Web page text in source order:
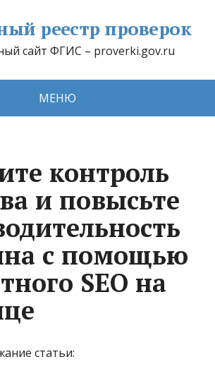
реестр проверок
сайт ФГИС – proverki.gov.ru
МЕНЮ
контроль
и повысьте
с помощью
SEO на
статьи: